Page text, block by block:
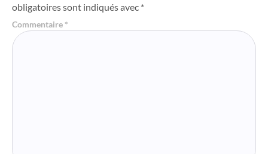
obligatoires sont indiqués avec *
Commentaire *